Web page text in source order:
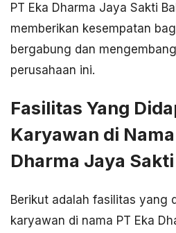
PT Eka Dharma Jaya Sakti
memberikan kesempatan
bergabung dan
perusahaan ini.
Fasilitas Yang
Karyawan di Nama
Dharma Jaya
Berikut adalah fasilitas yang
karyawan di nama PT Eka